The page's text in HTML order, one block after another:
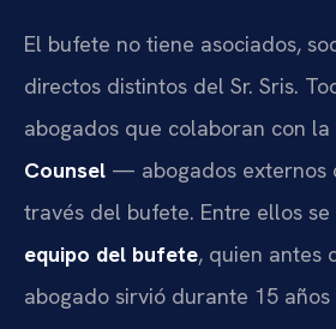
El bufete no tiene asociados,
directos distintos del Sr. Sris.
abogados que colaboran con la
Counsel — abogados externos
través del bufete. Entre ellos se
equipo del bufete, quien antes
abogado sirvió durante 15